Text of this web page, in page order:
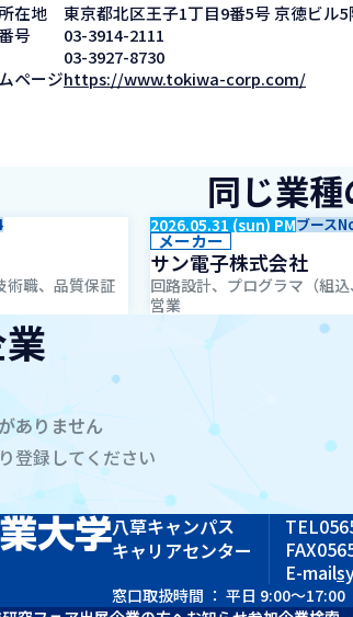
在地
東京都北区王子1丁目9番5号 京徳ビル5
号
03-3914-2111
03-3927-8730
ページhttps://www.tokiwa-corp.com/
同じ業
術職、品質保証
2026.05.31 (sun) PMブース
メーカー
サン電子株式会社
回路設計、プログラマ（組込
営業
ありません
登録してください
八草キャンパス
キャリアセンター
TEL
FAX
E-mail
窓口取扱時間 ： 平日 9:00～